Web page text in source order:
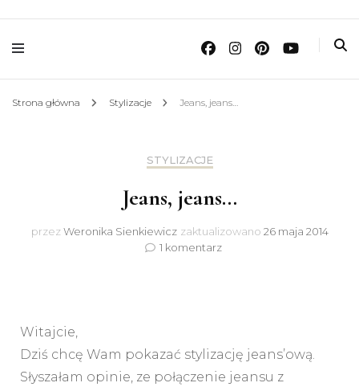
Strona główna Stylizacje Jeans, jeans…
STYLIZACJE
Jeans, jeans…
przezWeronika Sienkiewicz zaktualizowano 26 maja 2014
1 komentarzdo
Witajcie,
Dziś chcę Wam pokazać stylizację jeans’ową.
Słyszałam opinie, ze połączenie jeansu z